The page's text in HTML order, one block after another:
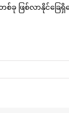
ဖြစ်လာနိုင်ခြေရှိန